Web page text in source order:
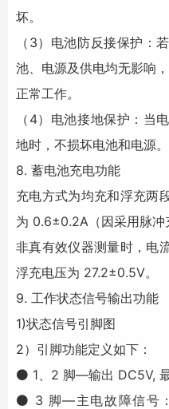
坏。
（3）电池防反接保护：
池、电源及供电均无影响
正常工作。
（4）电池接地保护：当
地时，不损坏电池和电源。
8. 蓄电池充电功能
充电方式为均充和浮充两
为 0.6±0.2A（因采用脉冲
非真有效仪器测量时，电
浮充电压为 27.2±0.5V。
9. 工作状态信号输出功能
1)状态信号引脚图
2）引脚功能定义如下：
⚫ 1、2 脚—输出 DC5V,
⚫ 3 脚—主电故障信号